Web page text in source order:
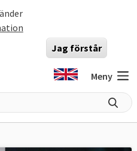
Jag förstår
Meny